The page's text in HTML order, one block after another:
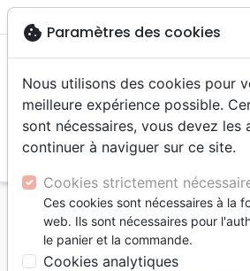
menu
Accueil Livres
Ethique,
Aimer dans un monde en crise
l’épreuve des défis
cookie Paramètres des cookies
Nous utilisons des cookies pour
meilleure expérience possible.
sont nécessaires, vous devez les
continuer à naviguer sur ce site.
Cookies strictement
Ces cookies sont nécessaires à la
web. Ils sont nécessaires pour
le panier et la commande.
Cookies analytiques